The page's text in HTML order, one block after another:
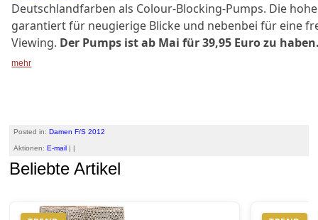
Deutschlandfarben als Colour-Blocking-Pumps. Die
garantiert für neugierige Blicke und nebenbei für eine
Viewing. Der Pumps ist ab Mai für 39,95 Euro zu
mehr
Posted in:Damen F/S 2012
Aktionen:E-mail | |
Beliebte Artikel